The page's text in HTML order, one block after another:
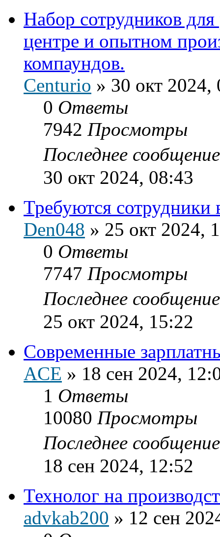
Набор сотрудников
центре и опытном
компаундов.
Centurio » 30 окт 2024,
0 Ответы
7942 Просмотры
Последнее
30 окт 2024, 08:43
Требуются сотрудники
Den048 » 25 окт 2024,
0 Ответы
7747 Просмотры
Последнее
25 окт 2024, 15:22
Современные
ACE » 18 сен 2024,
1 Ответы
10080 Просмотры
Последнее
18 сен 2024, 12:52
Технолог на
advkab200 » 12 сен